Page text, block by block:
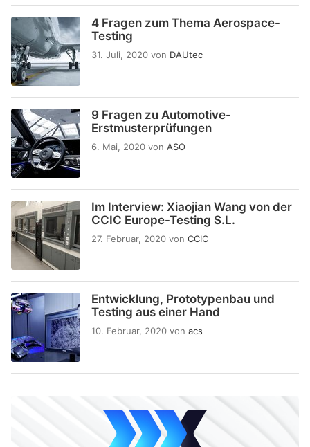
4 Fragen zum Thema Aerospace-
Testing
31. Juli, 2020 von DAUtec
9 Fragen zu Automotive-
Erstmusterprüfungen
6. Mai, 2020 von ASO
Im Interview: Xiaojian Wang von der
CCIC Europe-Testing S.L.
27. Februar, 2020 von CCIC
Entwicklung, Prototypenbau und
Testing aus einer Hand
10. Februar, 2020 von acs